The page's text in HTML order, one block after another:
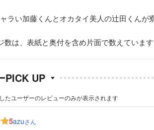
ラい加藤くんとオカタイ美人の辻田くんが
数は、表紙と奥付を含め片面で数えています
PICK UP
たユーザーのレビューのみが表示されます
5azuさん